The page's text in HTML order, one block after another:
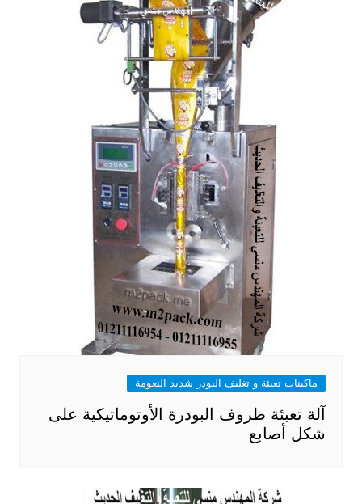
ماكينات تعبئة و تغليف البودر شديد النعومة
آلة تعبئة ظروف البودرة الأوتوماتيكية على
شكل أصابع